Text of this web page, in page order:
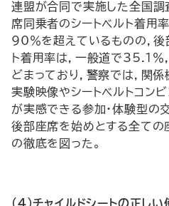
連盟が合同で実施した全国調
席同乗者のシートベルト着用
90％を超えているものの，後
ト着用率は，一般道で35.1
どまっており，警察では，関
実験映像やシートベルトコン
が実感できる参加・体験型の
後部座席を始めとする全ての
の徹底を図った。
（4）チャイルドシートの正し